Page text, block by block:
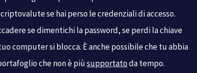
se hai perso le credenziali di accesso.
se dimentichi la password, se perdi la chiave
computer si blocca. È anche possibile che tu abbia
che non è piùsupportatoda tempo.